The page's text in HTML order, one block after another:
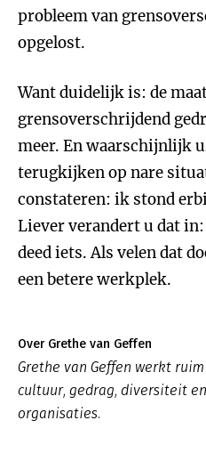
probleem van
opgelost.
Want duidelijk is: de
grensoverschrijdend
meer. En waarschijnlijk
terugkijken op nare
constateren: ik stond
Liever verandert u dat
deed iets. Als velen dat
een betere werkplek.
Over Grethe van Geffen
Grethe van Geffen werkt
cultuur, gedrag, diversiteit
organisaties.